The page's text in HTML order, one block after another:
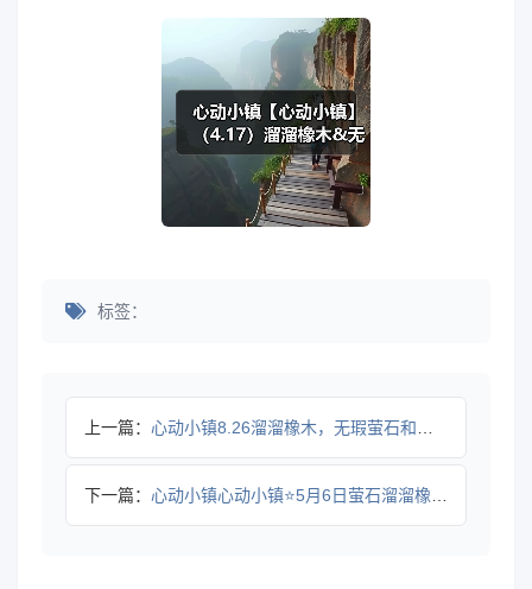
标签：
上一篇： 心动小镇8.26溜溜橡木，无瑕萤石和小鸭子位置
下一篇： 心动小镇心动小镇⭐5月6日萤石溜溜橡木位置攻略